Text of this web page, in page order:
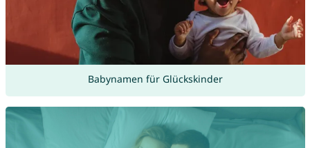
Babynamen für Glückskinder